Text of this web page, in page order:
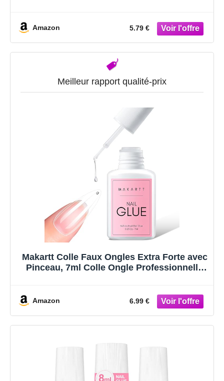
les Ongles Cassés
Amazon 5.79 €
Meilleur rapport qualité-prix
Makartt Colle Faux Ongles Extra Forte avec
Pinceau, 7ml Colle Ongle Professionnelle
pour Usage en Salon
Amazon 6.99 €